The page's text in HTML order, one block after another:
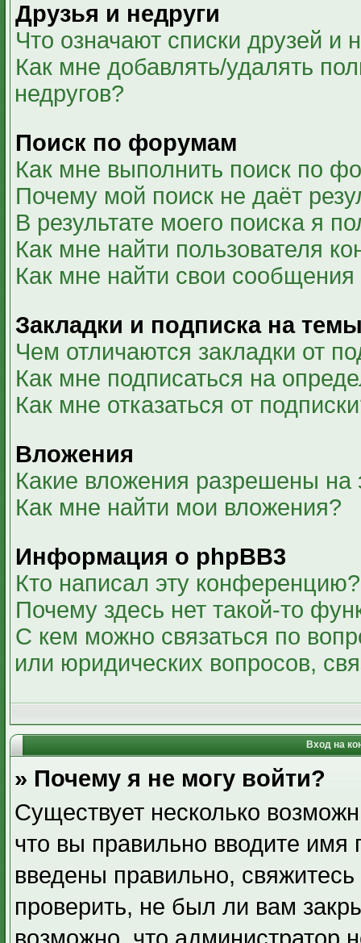
Друзья и недруги
Что означают списки друзей и
Как мне добавлять/удалять
недругов?
Поиск по форумам
Как мне выполнить поиск по
Почему мой поиск не даёт
В результате моего поиска я
Как мне найти пользователя
Как мне найти свои
Закладки и подписка на
Чем отличаются закладки от
Как мне подписаться на
Как мне отказаться от
Вложения
Какие вложения разрешены на
Как мне найти мои вложения?
Информация о phpBB3
Кто написал эту конференцию?
Почему здесь нет такой-то
С кем можно связаться по
или юридических вопросов,
Вход на
» Почему я не могу войти?
Существует несколько
что вы правильно вводите
введены правильно,
проверить, не был ли вам